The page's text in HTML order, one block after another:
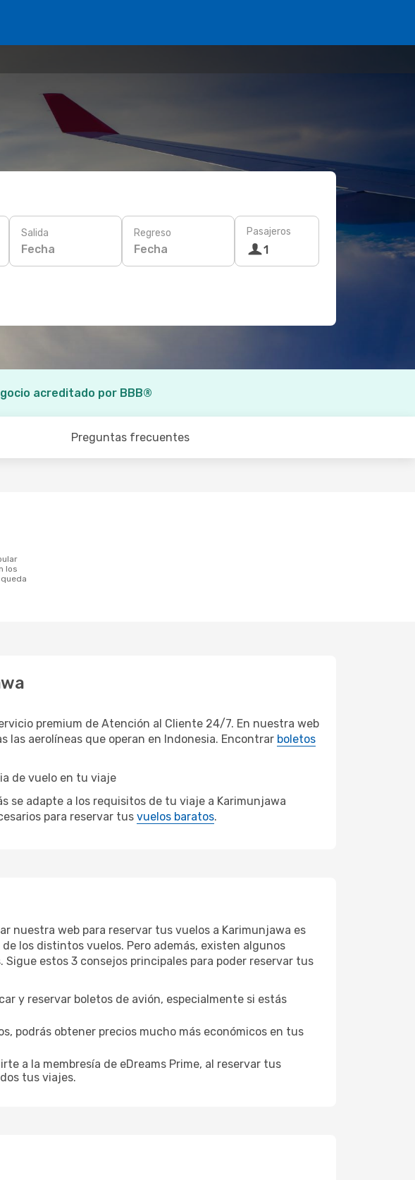
Salida
Fecha
Regreso
Fecha
Pasajeros
1
acreditado por BBB®
Preguntas frecuentes
los
premium de Atención al Cliente 24/7. En nuestra web
aerolíneas que operan en Indonesia. Encontrar boletos
de vuelo en tu viaje
se adapte a los requisitos de tu viaje a Karimunjawa
para reservar tus vuelos baratos.
nuestra web para reservar tus vuelos a Karimunjawa es
los distintos vuelos. Pero además, existen algunos
estos 3 consejos principales para poder reservar tus
y reservar boletos de avión, especialmente si estás
podrás obtener precios mucho más económicos en tus
a la membresía de eDreams Prime, al reservar tus
tus viajes.